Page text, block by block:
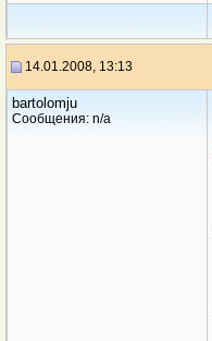
14.01.2008, 13:13
bartolomju
Сообщения: n/a